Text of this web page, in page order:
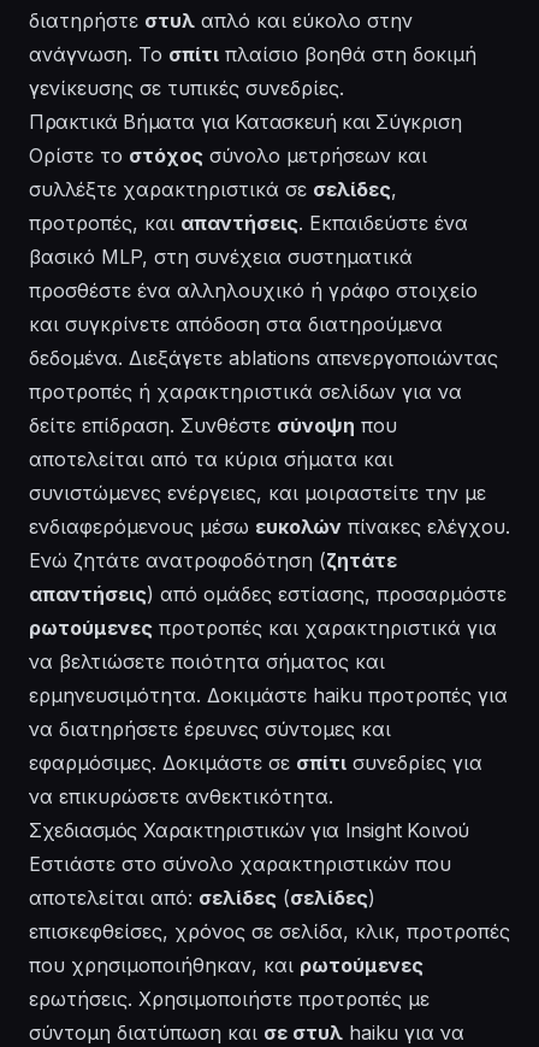
διατηρήστε στυλ απλό και εύκολο στην
ανάγνωση. Το σπίτι πλαίσιο βοηθά στη δοκιμή
γενίκευσης σε τυπικές συνεδρίες.
Πρακτικά Βήματα για Κατασκευή και Σύγκριση
Ορίστε το στόχος σύνολο μετρήσεων και
συλλέξτε χαρακτηριστικά σε σελίδες,
προτροπές, και απαντήσεις. Εκπαιδεύστε ένα
βασικό MLP, στη συνέχεια συστηματικά
προσθέστε ένα αλληλουχικό ή γράφο στοιχείο
και συγκρίνετε απόδοση στα διατηρούμενα
δεδομένα. Διεξάγετε ablations απενεργοποιώντας
προτροπές ή χαρακτηριστικά σελίδων για να
δείτε επίδραση. Συνθέστε σύνοψη που
αποτελείται από τα κύρια σήματα και
συνιστώμενες ενέργειες, και μοιραστείτε την με
ενδιαφερόμενους μέσω ευκολών πίνακες ελέγχου.
Ενώ ζητάτε ανατροφοδότηση (ζητάτε
απαντήσεις) από ομάδες εστίασης, προσαρμόστε
ρωτούμενες προτροπές και χαρακτηριστικά για
να βελτιώσετε ποιότητα σήματος και
ερμηνευσιμότητα. Δοκιμάστε haiku προτροπές για
να διατηρήσετε έρευνες σύντομες και
εφαρμόσιμες. Δοκιμάστε σε σπίτι συνεδρίες για
να επικυρώσετε ανθεκτικότητα.
Σχεδιασμός Χαρακτηριστικών για Insight Κοινού
Εστιάστε στο σύνολο χαρακτηριστικών που
αποτελείται από: σελίδες (σελίδες)
επισκεφθείσες, χρόνος σε σελίδα, κλικ, προτροπές
που χρησιμοποιήθηκαν, και ρωτούμενες
ερωτήσεις. Χρησιμοποιήστε προτροπές με
σύντομη διατύπωση και σε στυλ haiku για να